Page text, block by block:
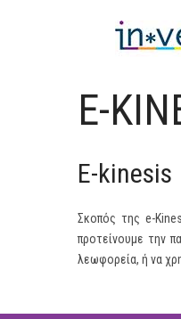
E-
E-kinesis
Σκοπός της e-
προτείνουμε την
λεωφορεία, ή να